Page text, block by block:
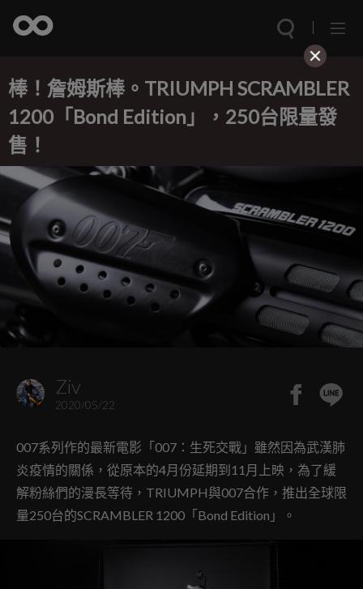
棒！詹姆斯棒。TRIUMPH SCRAMBLER
1200「Bond Edition」，250台限量發
售！
Ziv
2020/05/22
007系列作的最新電影「007：生死交戰」雖然因為武漢肺
炎疫情的關係，從原本的4月份延期到11月上映，為了緩
解粉絲們的漫長等待，TRIUMPH與007合作，推出全球限
量250台的SCRAMBLER 1200「Bond Edition」。